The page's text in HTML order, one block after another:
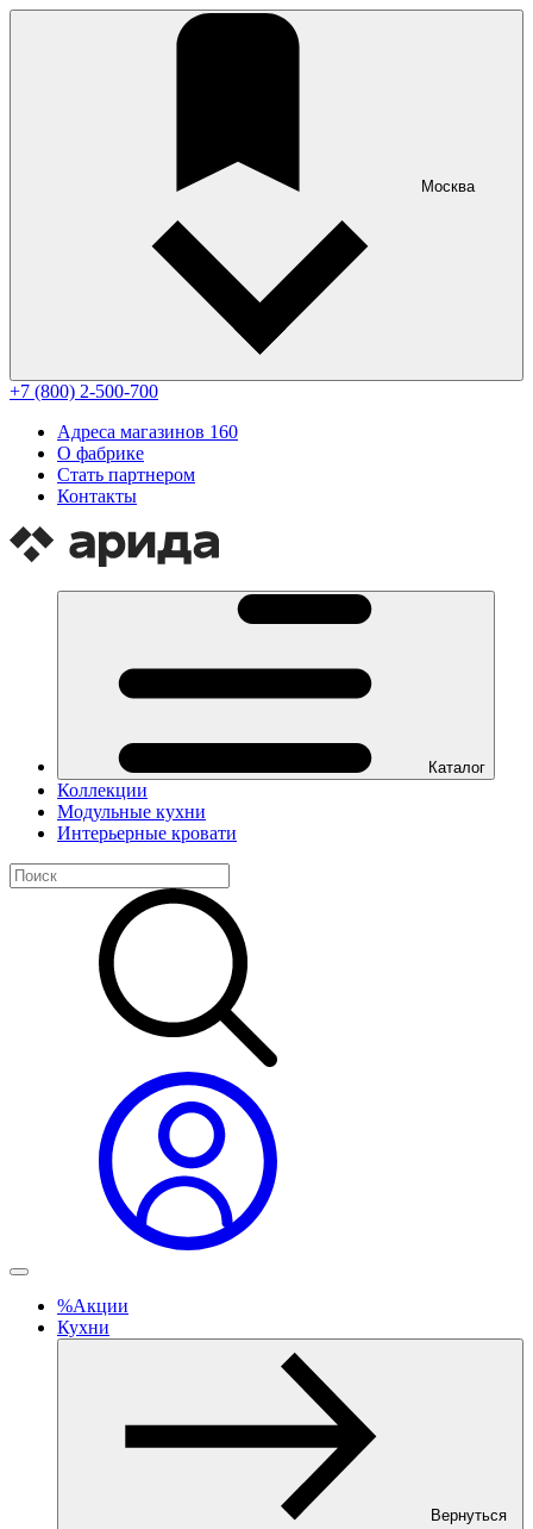
Москва
+7 (800) 2-500-700
Адреса магазинов 160
О фабрике
Стать партнером
Контакты
Каталог
Коллекции
Модульные кухни
Интерьерные кровати
%Акции
Кухни
Вернуться